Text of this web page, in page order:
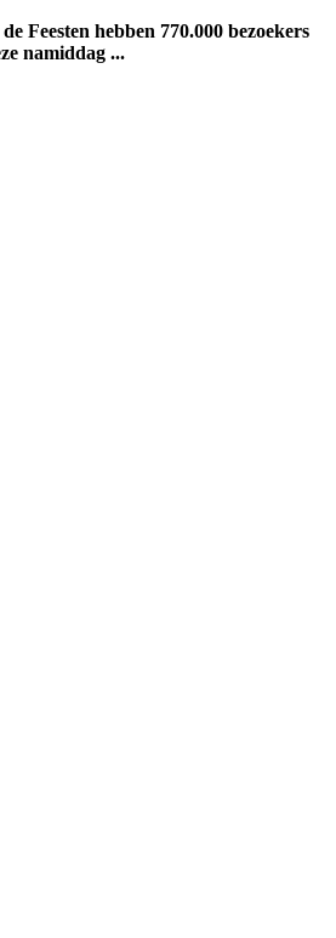
Feesten hebben 770.000 bezoekers
namiddag ...